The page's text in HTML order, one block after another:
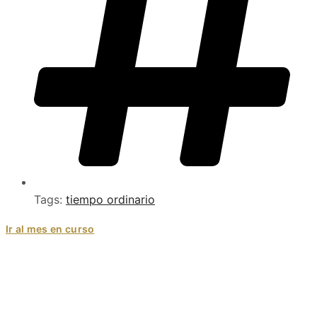
Tags: tiempo ordinario
Ir al mes en curso